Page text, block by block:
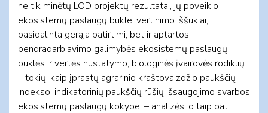
ne tik minėtų LOD projektų rezultatai, jų poveikio
ekosistemų paslaugų būklei vertinimo iššūkiai,
pasidalinta gerąja patirtimi, bet ir aptartos
bendradarbiavimo galimybės ekosistemų paslaugų
būklės ir vertės nustatymo, biologinės įvairovės rodiklių
– tokių, kaip įprastų agrarinio kraštovaizdžio paukščių
indekso, indikatorinių paukščių rūšių išsaugojimo svarbos
ekosistemų paslaugų kokybei – analizės, o taip pat